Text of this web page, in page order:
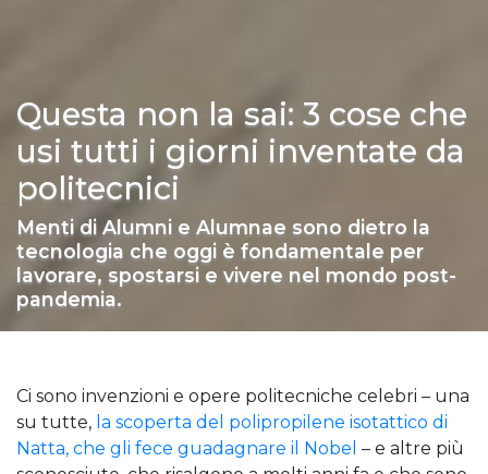
Questa non la sai: 3 cose che
usi tutti i giorni inventate da
politecnici
Menti di Alumni e Alumnae sono dietro la
tecnologia che oggi è fondamentale per
lavorare, spostarsi e vivere nel mondo post-
pandemia.
Ci sono invenzioni e opere politecniche celebri – una
su tutte, la scoperta del polipropilene isotattico di
Natta, che gli fece guadagnare il Nobel – e altre più